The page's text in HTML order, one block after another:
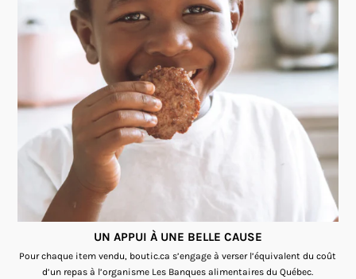
UN APPUI À UNE BELLE CAUSE
Pour chaque item vendu, boutic.ca s’engage à verser l’équivalent du coût
d’un repas à l’organisme Les Banques alimentaires du Québec.